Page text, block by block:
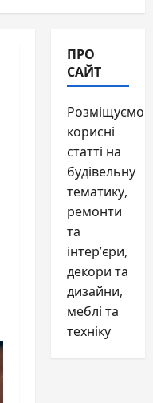
ПРО
САЙТ
Розміщуємо
корисні
статті на
будівельну
тематику,
ремонти
та
інтер’єри,
декори та
дизайни,
меблі та
техніку